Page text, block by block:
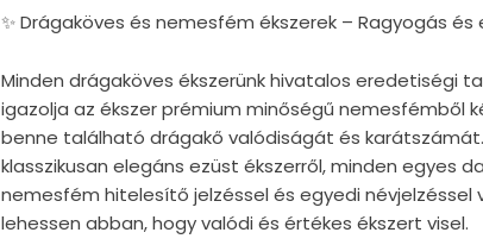
✨ Drágaköves és nemesfém ékszerek – Ragyogás és
Minden drágaköves ékszerünk hivatalos eredetiségi
igazolja az ékszer prémium minőségű nemesfémből
benne található drágakő valódiságát és
klasszikusan elegáns ezüst ékszerről, minden egyes
nemesfém hitelesítő jelzéssel és egyedi névjelzéssel
lehessen abban, hogy valódi és értékes ékszert visel.